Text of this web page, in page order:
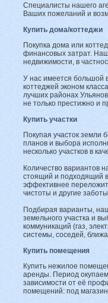
Специалисты нашего
Ваших пожеланий и
Купить дома/коттеджи
Покупка дома или
финансовых затрат.
недвижимости, в
У нас имеется большой
коттеджей эконом
лучших районах
не только престижно и
Купить участки
Покупая участок земли
планов и выбора
несколько участков в
Количество вариантов
стоящий и подходящий
эффективнее
чистоты и другие
Подбирая варианты,
земельного участка и
коммуникаций (газ,
системы, соседей,
Купить помещения
Купить нежилое
аренды. Период
зависимости от её
помещений: под